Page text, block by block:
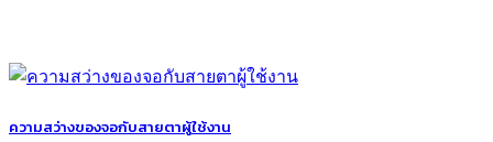
ความสว่างของจอกับสายตาผู้ใช้งาน